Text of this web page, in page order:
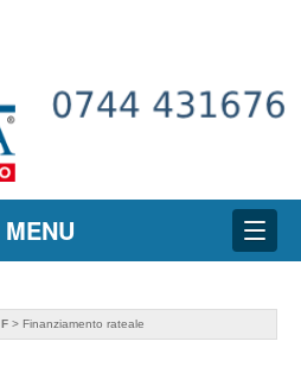
MENU
F > Finanziamento rateale